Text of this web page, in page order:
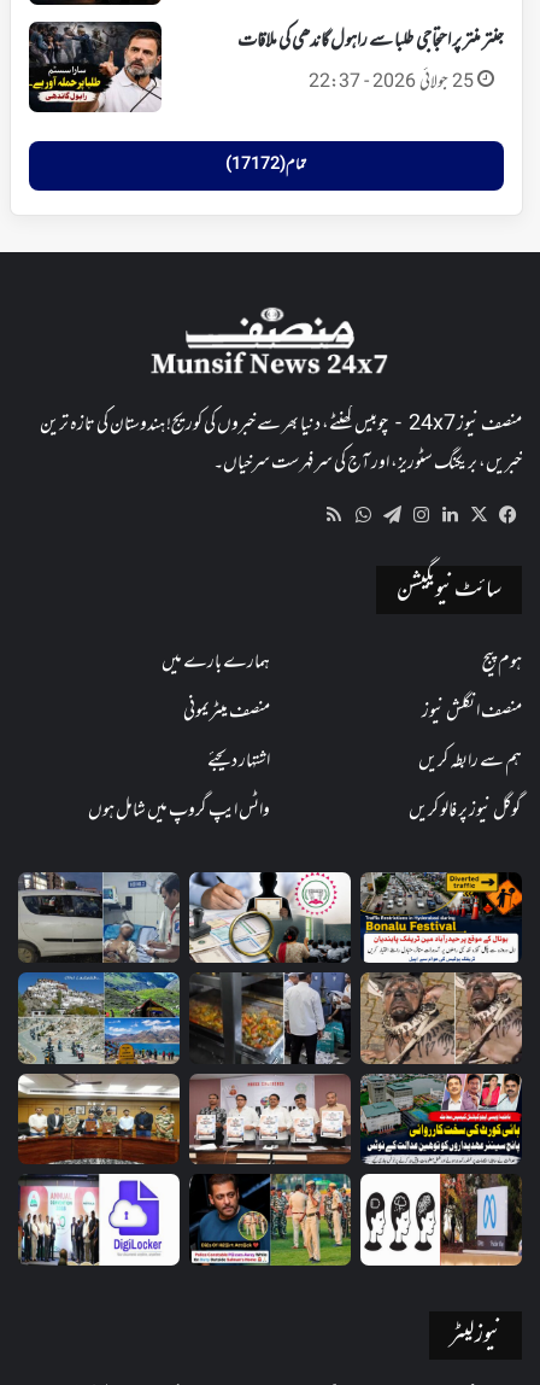
جنتر منتر پر احتجاجی طلبا سے راہول گاندھی کی ملاقات
25 جولائی 2026 - 22:37
تمام (17172)
منصف نیوز 24x7 - چوبیس گھنٹے، دنیا بھر سے خبروں کی کوریج! ہندوستان کی تازہ ترین
خبریں، بریکنگ سٹوریز، اور آج کی سرفہرست سرخیاں۔
Facebook
X
LinkedIn
Instagram
Telegram
WhatsApp
سائٹ نیویگیشن
ہوم پیج
ہمارے بارے میں
منصف انگلش نیوز
منصف میٹریمونی
ہم سے رابطہ کریں
اشتہار دیجئے
گوگل نیوز پر فالو کریں
واٹس ایپ گروپ میں شامل ہوں
نیوز لیٹر